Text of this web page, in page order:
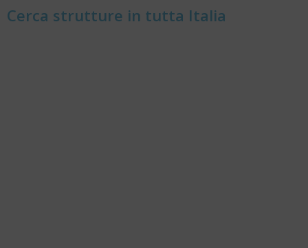
Cerca strutture in tutta Italia